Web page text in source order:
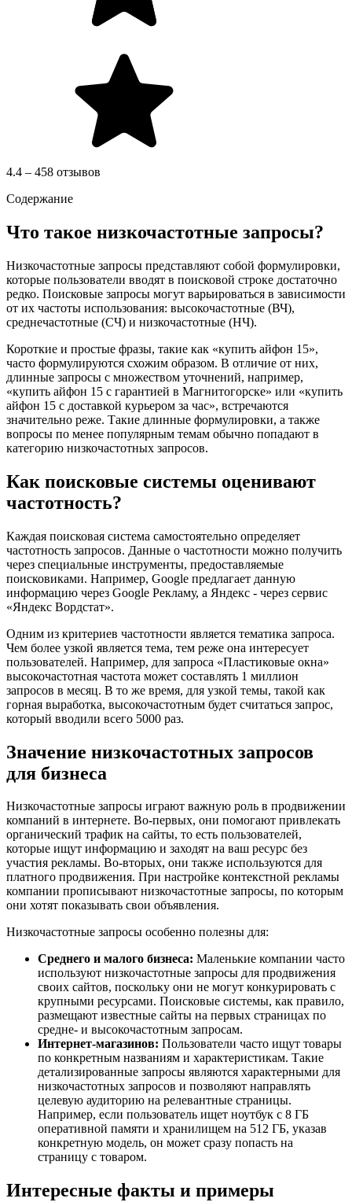
4.4 – 458 отзывов
Содержание
Что такое низкочастотные запросы?
Низкочастотные запросы представляют собой формулировки,
которые пользователи вводят в поисковой строке достаточно
редко. Поисковые запросы могут варьироваться в зависимости
от их частоты использования: высокочастотные (ВЧ),
среднечастотные (СЧ) и низкочастотные (НЧ).
Короткие и простые фразы, такие как «купить айфон 15»,
часто формулируются схожим образом. В отличие от них,
длинные запросы с множеством уточнений, например,
«купить айфон 15 с гарантией в Магнитогорске» или «купить
айфон 15 с доставкой курьером за час», встречаются
значительно реже. Такие длинные формулировки, а также
вопросы по менее популярным темам обычно попадают в
категорию низкочастотных запросов.
Как поисковые системы оценивают
частотность?
Каждая поисковая система самостоятельно определяет
частотность запросов. Данные о частотности можно получить
через специальные инструменты, предоставляемые
поисковиками. Например, Google предлагает данную
информацию через Google Рекламу, а Яндекс - через сервис
«Яндекс Вордстат».
Одним из критериев частотности является тематика запроса.
Чем более узкой является тема, тем реже она интересует
пользователей. Например, для запроса «Пластиковые окна»
высокочастотная частота может составлять 1 миллион
запросов в месяц. В то же время, для узкой темы, такой как
горная выработка, высокочастотным будет считаться запрос,
который вводили всего 5000 раз.
Значение низкочастотных запросов
для бизнеса
Низкочастотные запросы играют важную роль в продвижении
компаний в интернете. Во-первых, они помогают привлекать
органический трафик на сайты, то есть пользователей,
которые ищут информацию и заходят на ваш ресурс без
участия рекламы. Во-вторых, они также используются для
платного продвижения. При настройке контекстной рекламы
компании прописывают низкочастотные запросы, по которым
они хотят показывать свои объявления.
Низкочастотные запросы особенно полезны для:
Среднего и малого бизнеса: Маленькие компании часто
используют низкочастотные запросы для продвижения
своих сайтов, поскольку они не могут конкурировать с
крупными ресурсами. Поисковые системы, как правило,
размещают известные сайты на первых страницах по
средне- и высокочастотным запросам.
Интернет-магазинов: Пользователи часто ищут товары
по конкретным названиям и характеристикам. Такие
детализированные запросы являются характерными для
низкочастотных запросов и позволяют направлять
целевую аудиторию на релевантные страницы.
Например, если пользователь ищет ноутбук с 8 ГБ
оперативной памяти и хранилищем на 512 ГБ, указав
конкретную модель, он может сразу попасть на
страницу с товаром.
Интересные факты и примеры